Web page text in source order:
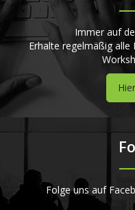
Immer auf
Erhalte regelmäßig alle
Folge uns auf